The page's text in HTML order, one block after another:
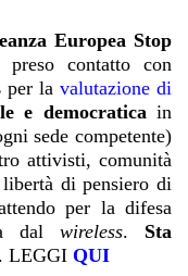
Europea Stop
contatto con
per la valutazione di
e democraticain
sede competente)
attivisti, comunità
di pensiero di
per la difesa
dal wireless. Sta
LEGGI QUI